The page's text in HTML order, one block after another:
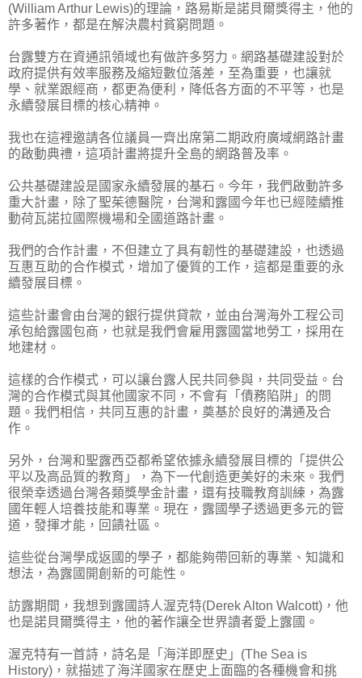
(William Arthur Lewis)的理論，路易斯是諾貝爾獎得主，他的
許多著作，都是在解決農村貧窮問題。
台露雙方在資通訊領域也有做許多努力。網路基礎建設對於
政府提供有效率服務及縮短數位落差，至為重要，也讓就
學、就業跟經商，都更為便利，降低各方面的不平等，也是
永續發展目標的核心精神。
我也在這裡邀請各位議員一齊出席第二期政府廣域網路計畫
的啟動典禮，這項計畫將提升全島的網路普及率。
公共基礎建設是國家永續發展的基石。今年，我們啟動許多
重大計畫，除了聖茱德醫院，台灣和露國今年也已經陸續推
動荷瓦諾拉國際機場和全國道路計畫。
我們的合作計畫，不但建立了具有韌性的基礎建設，也透過
互惠互助的合作模式，增加了優質的工作，這都是重要的永
續發展目標。
這些計畫會由台灣的銀行提供貸款，並由台灣海外工程公司
承包給露國包商，也就是我們會雇用露國當地勞工，採用在
地建材。
這樣的合作模式，可以讓台露人民共同參與，共同受益。台
灣的合作模式與其他國家不同，不會有「債務陷阱」的問
題。我們相信，共同互惠的計畫，奠基於良好的溝通及合
作。
另外，台灣和聖露西亞都希望依據永續發展目標的「提供公
平以及高品質的教育」，為下一代創造更美好的未來。我們
很榮幸透過台灣各類獎學金計畫，還有技職教育訓練，為露
國年輕人培養技能和專業。現在，露國學子透過更多元的管
道，發揮才能，回饋社區。
這些從台灣學成返國的學子，都能夠帶回新的專業、知識和
想法，為露國開創新的可能性。
訪露期間，我想到露國詩人渥克特(Derek Alton Walcott)，他
也是諾貝爾獎得主，他的著作讓全世界讀者愛上露國。
渥克特有一首詩，詩名是「海洋即歷史」(The Sea is
History)，就描述了海洋國家在歷史上面臨的各種機會和挑